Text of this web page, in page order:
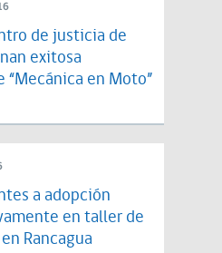
de justicia de
exitosa
“Mecánica en Moto”
a adopción
en taller de
Rancagua